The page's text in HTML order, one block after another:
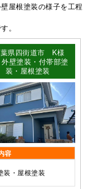
屋根塗装の様子を工程
。
県四街道市 K様
壁塗装・付帯部塗
装・屋根塗装
容
装・屋根塗装